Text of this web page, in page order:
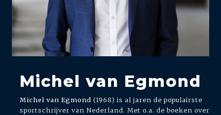
Michel van Egmond
Michel van Egmond (1968) is al jaren de populairste
sportschrijver van Nederland. Met o.a. de boeken over